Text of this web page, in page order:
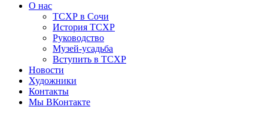
О нас
ТСХР в Сочи
История ТСХР
Руководство
Музей-усадьба
Вступить в ТСХР
Новости
Художники
Контакты
Мы ВКонтакте